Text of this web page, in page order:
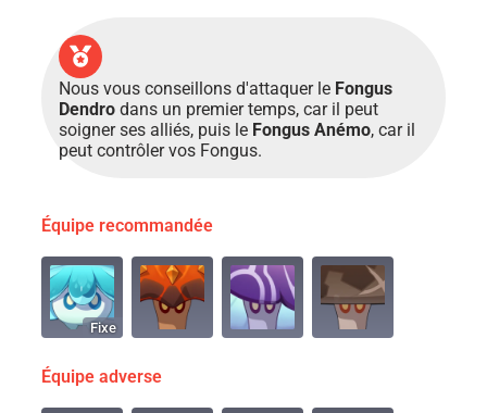
Nous vous conseillons d'attaquer le Fongus
Dendro dans un premier temps, car il peut
soigner ses alliés, puis le Fongus Anémo, car il
peut contrôler vos Fongus.
Équipe recommandée
Fixe
Équipe adverse